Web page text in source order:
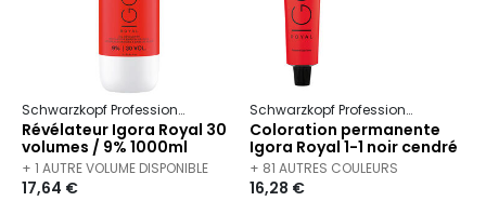
Schwarzkopf Professional Royal
Révélateur Igora Royal 30
volumes / 9% 1000ml
+ 1 AUTRE VOLUME DISPONIBLE
17,64 €
Schwarzkopf Professional
Coloration permanente
Igora Royal 1-1 noir cendré
+ 81 AUTRES COULEURS
DISPONIBLES
16,28 €